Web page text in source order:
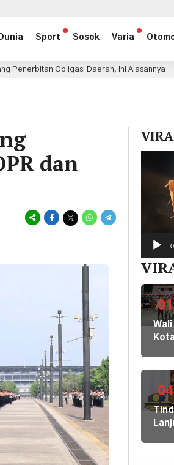
Dunia Sport Sosok Varia
Daerah, Ini Alasannya 8 jam lalu
dan
01
Wali
Kota
ke
04